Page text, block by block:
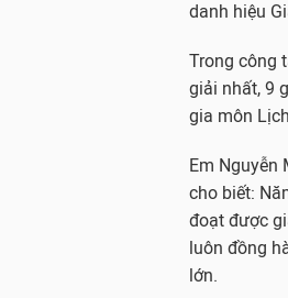
danh hiệu
Trong công
giải nhất, 9
gia môn
Em Nguyễn
cho biết:
đoạt được
luôn đồng
lớn.